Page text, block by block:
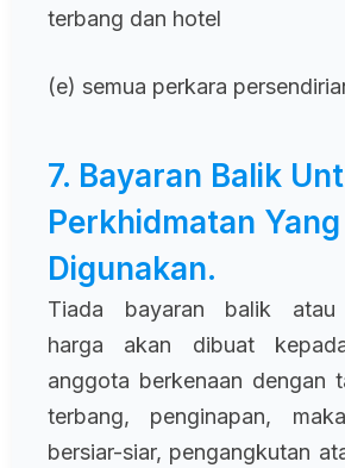
terbang dan hotel
(e) semua perkara
7. Bayaran Balik
Perkhidmatan
Digunakan.
Tiada bayaran balik atau
harga akan dibuat
anggota berkenaan dengan
terbang, penginapan,
bersiar-siar, pengangkutan